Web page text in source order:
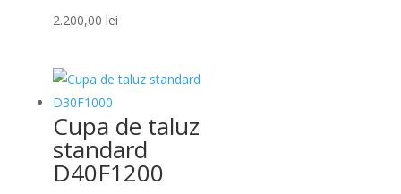
2.200,00 lei
Cupa de taluz
standard
D40F1200